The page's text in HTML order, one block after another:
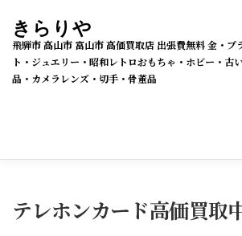
ン
ス
きらりや
飛騨市 高山市 富山市 高価買取店 出張費無料 金・プ
ト・ジュエリー・昭和レトロおもちゃ・ホビー・古
品・カメラレンズ・切手・骨董品
テレホンカード高価買取